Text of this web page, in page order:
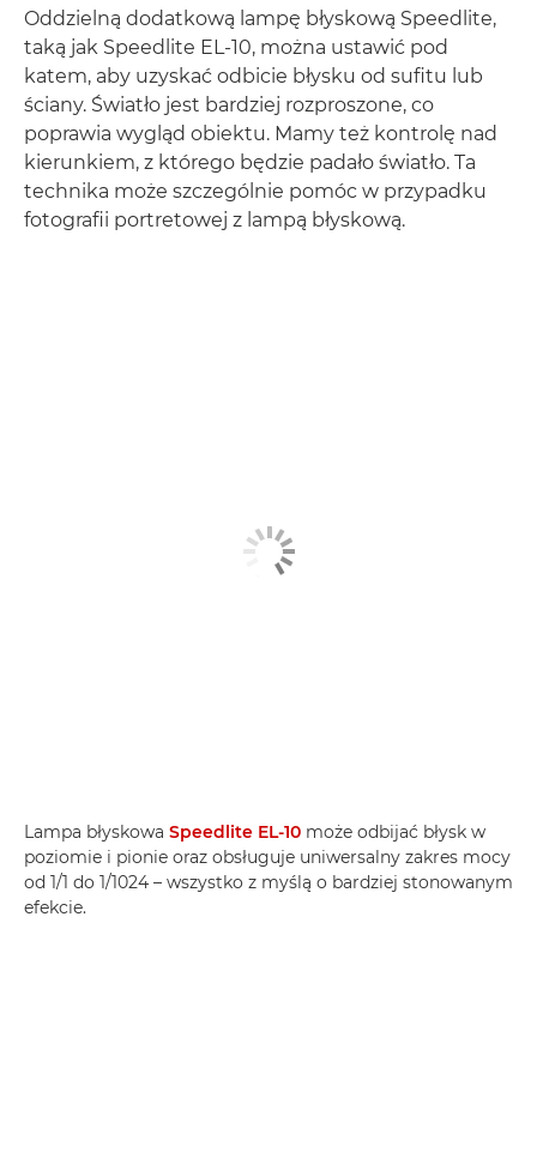
Oddzielną dodatkową lampę błyskową Speedlite,
taką jak Speedlite EL-10, można ustawić pod
katem, aby uzyskać odbicie błysku od sufitu lub
ściany. Światło jest bardziej rozproszone, co
poprawia wygląd obiektu. Mamy też kontrolę nad
kierunkiem, z którego będzie padało światło. Ta
technika może szczególnie pomóc w przypadku
fotografii portretowej z lampą błyskową.
Lampa błyskowa Speedlite EL-10 może odbijać błysk w
poziomie i pionie oraz obsługuje uniwersalny zakres mocy
od 1/1 do 1/1024 – wszystko z myślą o bardziej stonowanym
efekcie.